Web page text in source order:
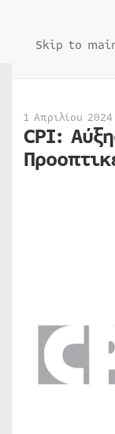
Skip to
1 Απριλίου
CPI: